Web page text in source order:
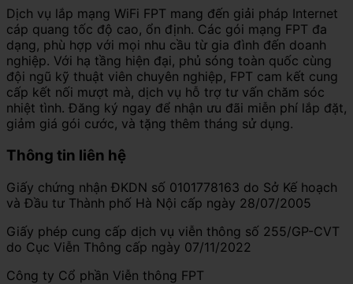
Dịch vụ lắp mạng WiFi FPT mang đến giải pháp Internet
cáp quang tốc độ cao, ổn định. Các gói mạng FPT đa
dạng, phù hợp với mọi nhu cầu từ gia đình đến doanh
nghiệp. Với hạ tầng hiện đại, phủ sóng toàn quốc cùng
đội ngũ kỹ thuật viên chuyên nghiệp, FPT cam kết cung
cấp kết nối mượt mà, dịch vụ hỗ trợ tư vấn chăm sóc
nhiệt tình. Đăng ký ngay để nhận ưu đãi miễn phí lắp đặt,
giảm giá gói cước, và tặng thêm tháng sử dụng.
Thông tin liên hệ
Giấy chứng nhận ĐKDN số 0101778163 do Sở Kế hoạch
và Đầu tư Thành phố Hà Nội cấp ngày 28/07/2005
Giấy phép cung cấp dịch vụ viễn thông số 255/GP-CVT
do Cục Viễn Thông cấp ngày 07/11/2022
Công ty Cổ phần Viễn thông FPT